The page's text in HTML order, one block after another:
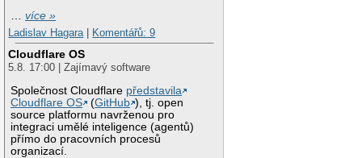
…více »
Ladislav Hagara| Komentářů: 9
Cloudflare OS
5.8. 17:00 | Zajímavý software
Společnost Cloudflare představila
Cloudflare OS
(GitHub ), tj. open
source platformu navrženou pro
integraci umělé inteligence (agentů)
přímo do pracovních procesů
organizací.